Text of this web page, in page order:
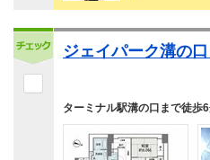
ジェイパーク溝の
ターミナル駅溝の口まで徒